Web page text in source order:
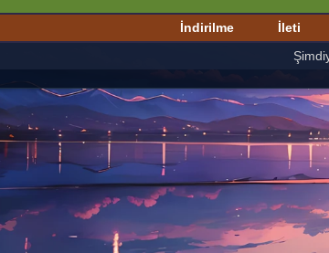
İndirilme İleti